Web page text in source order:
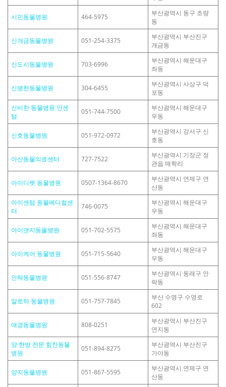
시민동물병원 464-5975
부산광역시 동구 초량
동
신개금동물병원 051-254-3375
부산광역시 부산진구
개금동
신도시동물병원 703-6996
부산광역시 해운대구
좌동
신병헌동물병원 304-6455
부산광역시 사상구 덕
포동
신비한 동물병원 인센
텀
051-744-7500
부산광역시 해운대구
우동
신호동물병원 051-972-0972
부산광역시 강서구 신
호동
아산동물의료센터 727-7522
부산광역시 기장군 정
관읍 매학리
아이디펫 동물병원 0507-1364-8670
부산광역시 연제구 연
산동
아이센텀 동물메디컬센
터
746-0075
부산광역시 해운대구
우동
아이앤지동물병원 051-702-5575
부산광역시 해운대구
좌동
아이케어 동물병원 051-715-5640
부산광역시 해운대구
우동
안락동물병원 051-556-8747
부산광역시 동래구 안
락동
알로하 동물병원 051-757-7845
부산 수영구 수영로
602
애경동물병원 808-0251
부산광역시 부산진구
연지동
양·한방 전문 힘찬동물
병원
051-894-8275
부산광역시 부산진구
가야동
양지동물병원 051-867-5595
부산광역시 연제구 연
산동